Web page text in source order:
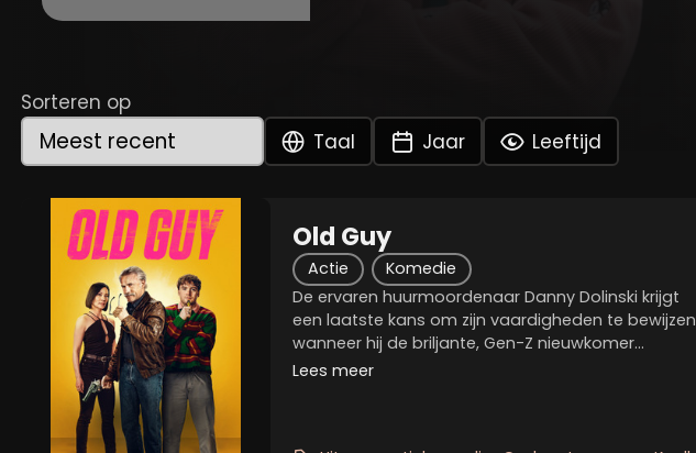
Sorteren op
Taal
Jaar Leeftijd
Old Guy
Actie
Komedie
De ervaren huurmoordenaar Danny Dolinski krijgt
een laatste kans om zijn vaardigheden te bewijzen
wanneer hij de briljante, Gen-Z nieuwkomer
Wihlborg moet trainen. Samen moeten ze een
Lees meer